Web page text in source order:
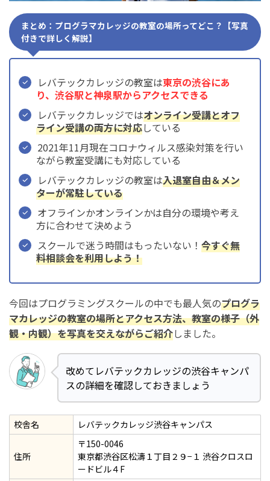
まとめ：プログラマカレッジの教室の場所ってどこ？【写真
付きで詳しく解説】
レバテックカレッジの教室は東京の渋谷にあ
り、渋谷駅と神泉駅からアクセスできる
レバテックカレッジではオンライン受講とオフ
ライン受講の両方に対応している
2021年11月現在コロナウィルス感染対策を行い
ながら教室受講にも対応している
レバテックカレッジの教室は入退室自由＆メン
ターが常駐している
オフラインかオンラインかは自分の環境や考え
方に合わせて決めよう
スクールで迷う時間はもったいない！今すぐ無
料相談会を利用しよう！
今回はプログラミングスクールの中でも最人気のプログラ
マカレッジの教室の場所とアクセス方法、教室の様子（外
観・内観）を写真を交えながらご紹介しました。
改めてレバテックカレッジの渋谷キャンパ
スの詳細を確認しておきましょう
校舎名 レバテックカレッジ渋谷キャンパス
住所
〒150-0046
東京都渋谷区松濤１丁目２９−１ 渋谷クロスロ
ードビル４F